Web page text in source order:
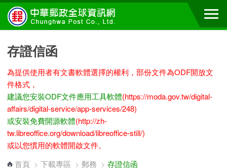
跳到主要內容區塊
存證信函
為提供使用者有文書軟體選擇的權利，部份文件為ODF開放文
件格式，
建議您安裝ODF文件應用工具軟體(https://moda.gov.tw/digital-
affairs/digital-service/app-services/248)
或安裝免費開源軟體(http://zh-
tw.libreoffice.org/download/libreoffice-still/)
或以您慣用的軟體開啟文件。
首頁 >下載專區 >郵務 >存證信函